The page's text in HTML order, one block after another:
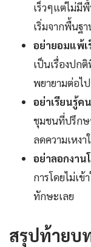
เร็วๆแต่ไม่มี
เริ่มจากพื้นฐ
อย่ายอมแพ้เ
เป็นเรื่องปก
พยายามต่อไ
อย่าเรียนรู้ค
ชุมชนที่ปรึกษ
ลดความเหงา
อย่าลอกงาน
การโดยไม่เ
ทักษะเลย
สรุปท้ายบ